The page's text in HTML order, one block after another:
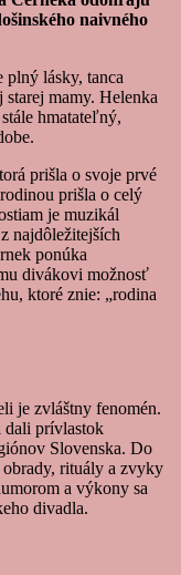
naivného
plný lásky, tanca
mamy. Helenka
hmatateľný,
prišla o svoje prvé
prišla o celý
je muzikál
najdôležitejších
ponúka
divákovi možnosť
ktoré znie: „rodina
je zvláštny fenomén.
dali prívlastok
Slovenska. Do
rituály a zvyky
a výkony sa
divadla.